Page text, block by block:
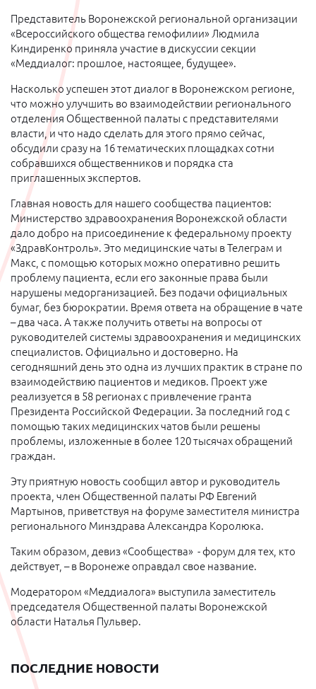
Представитель Воронежской региональной организации
«Всероссийского общества гемофилии» Людмила
Киндиренко приняла участие в дискуссии секции
«Меддиалог: прошлое, настоящее, будущее».
Насколько успешен этот диалог в Воронежском регионе,
что можно улучшить во взаимодействии регионального
отделения Общественной палаты с представителями
власти, и что надо сделать для этого прямо сейчас,
обсудили сразу на 16 тематических площадках сотни
собравшихся общественников и порядка ста
приглашенных экспертов.
Главная новость для нашего сообщества пациентов:
Министерство здравоохранения Воронежской области
дало добро на присоединение к федеральному проекту
«ЗдравКонтроль». Это медицинские чаты в Телеграм и
Макс, с помощью которых можно оперативно решить
проблему пациента, если его законные права были
нарушены медорганизацией. Без подачи официальных
бумаг, без бюрократии. Время ответа на обращение в чате
– два часа. А также получить ответы на вопросы от
руководителей системы здравоохранения и медицинских
специалистов. Официально и достоверно. На
сегодняшний день это одна из лучших практик в стране по
взаимодействию пациентов и медиков. Проект уже
реализуется в 58 регионах с привлечение гранта
Президента Российской Федерации. За последний год с
помощью таких медицинских чатов были решены
проблемы, изложенные в более 120 тысячах обращений
граждан.
Эту приятную новость сообщил автор и руководитель
проекта, член Общественной палаты РФ Евгений
Мартынов, приветствуя на форуме заместителя министра
регионального Минздрава Александра Королюка.
Таким образом, девиз «Сообщества» - форум для тех, кто
действует, – в Воронеже оправдал свое название.
Модератором «Меддиалога» выступила заместитель
председателя Общественной палаты Воронежской
области Наталья Пульвер.
ПОСЛЕДНИЕ НОВОСТИ